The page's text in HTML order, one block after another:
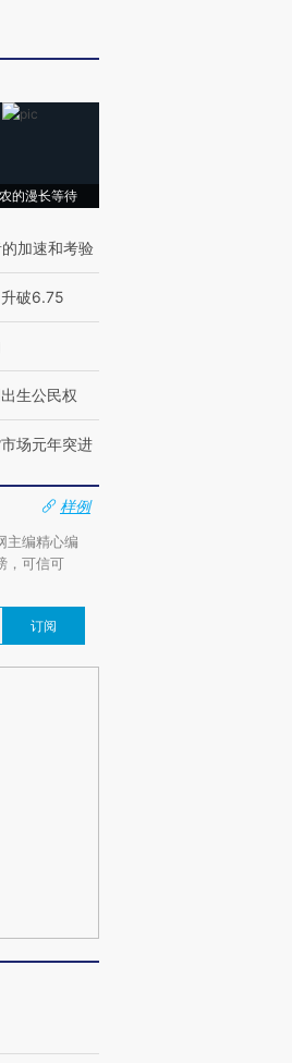
的印
将教
机”？难民潮撕裂西班牙
的漫长等待
加速和考验
破6.75
生公民权
场元年突进
样例
主编精心编
，可信可
订阅